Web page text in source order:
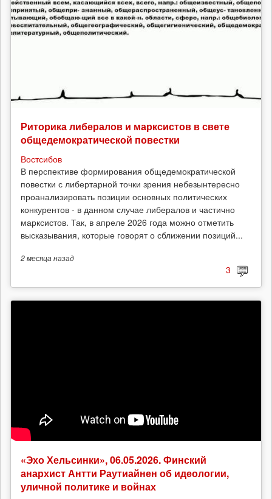
Риторика либералов и марксистов в свете
общедемократической повестки
Востсибов
В перспективе формирования общедемократической
повестки с либертарной точки зрения небезынтересно
проанализировать позиции основных политических
конкурентов - в данном случае либералов и частично
марксистов. Так, в апреле 2026 года можно отметить
высказывания, которые говорят о сближении позиций...
2 месяцаназад
3
«Эхо Хельсинки», 06.05.2026. Финский
анархист Антти Раутиайнен об идеологии,
уличной политике и войнах